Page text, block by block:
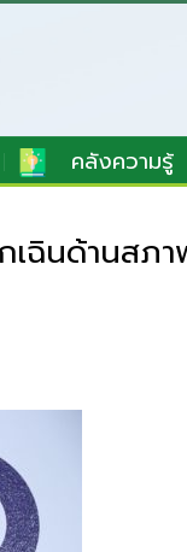
คลังความรู้
ฉินด้านสภ